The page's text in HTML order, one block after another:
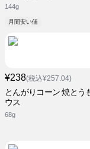
144g
月間安い値
¥238(税込¥257.04)
とんがりコーン 焼とう
ウス
68g